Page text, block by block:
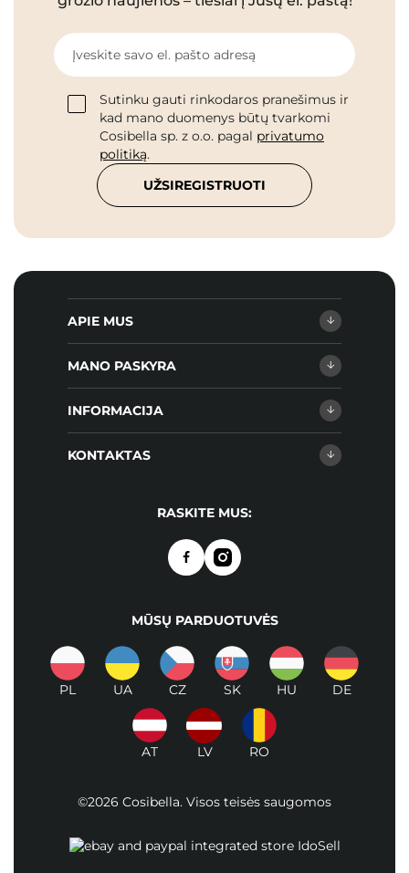
Įveskite savo el. pašto adresą
Sutinku gauti rinkodaros pranešimus ir
kad mano duomenys būtų tvarkomi
Cosibella sp. z o.o. pagal privatumo
politiką.
UŽSIREGISTRUOTI
APIE MUS
MANO PASKYRA
INFORMACIJA
KONTAKTAS
RASKITE MUS:
MŪSŲ PARDUOTUVĖS
PL UA CZ SK HU DE
AT LV RO
©2026 Cosibella. Visos teisės saugomos